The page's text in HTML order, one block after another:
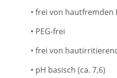
• frei von
• PEG-frei
• frei von
• pH basisch (ca. 7,6)